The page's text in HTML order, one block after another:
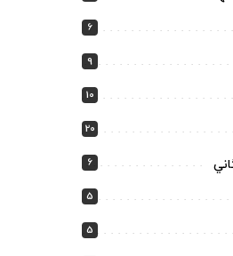
6
9
10
20
6
5
5